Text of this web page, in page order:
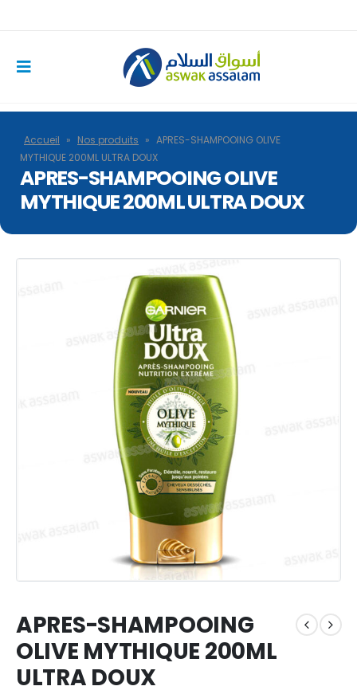
Accueil » Nos produits » APRES-SHAMPOOING OLIVE
MYTHIQUE 200ML ULTRA DOUX
APRES-SHAMPOOING OLIVE
MYTHIQUE 200ML ULTRA DOUX
APRES-SHAMPOOING
OLIVE MYTHIQUE 200ML
ULTRA DOUX